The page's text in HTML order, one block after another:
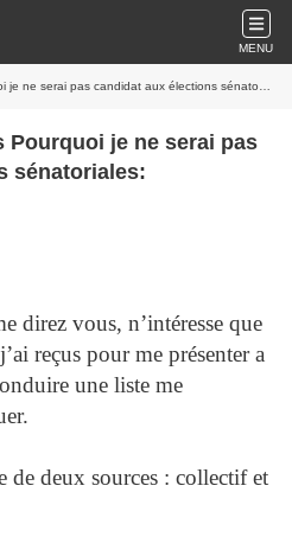
MENU
ne serai pas candidat aux élections sénatoriales:
Pourquoi je ne serai pas
sénatoriales:
direz vous, n’intéresse que
reçus pour me présenter a
une liste me
de deux sources : collectif et